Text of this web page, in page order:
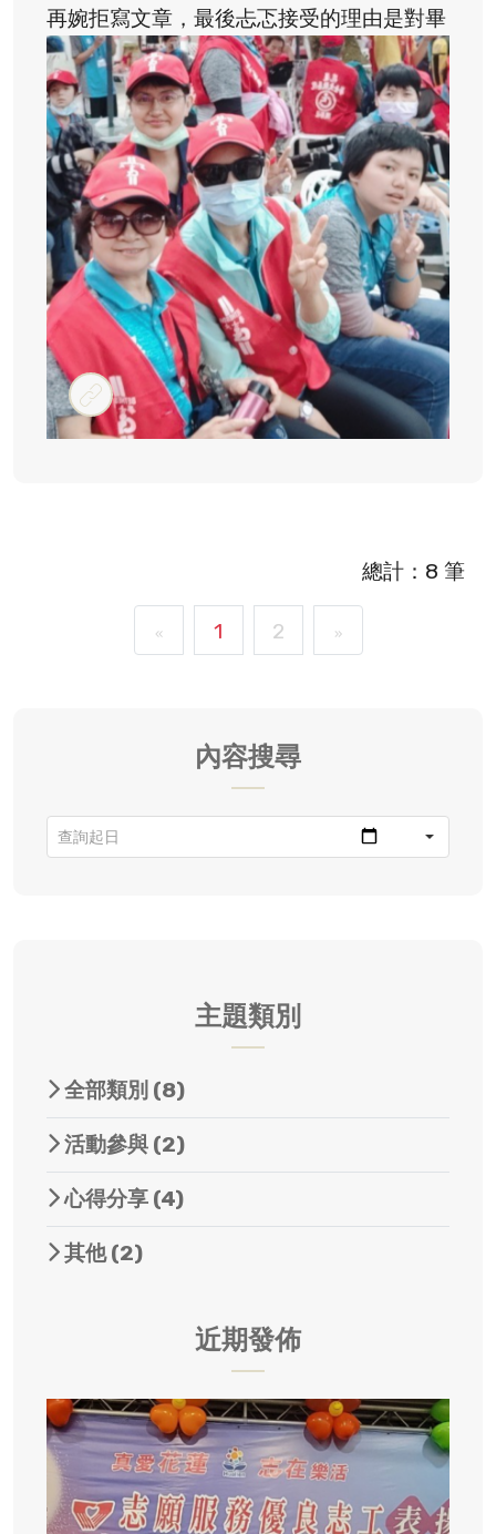
內容搜尋
主題類別
全部類別 (8)
活動參與 (2)
心得分享 (4)
其他(2)
近期發佈
再婉拒寫文章，最後忐忑接受的理由是對畢
士大無盡的愛與關懷吧！
#畢士大
總計：8 筆
« 1 2 »